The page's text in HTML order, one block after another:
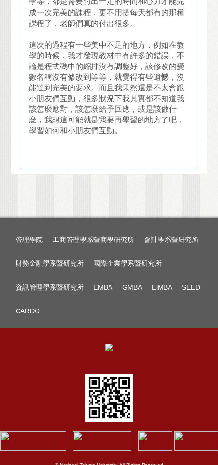
學等，都是需要付出一定的時間和心力才能完
成一次完美的課程，更不用提每天都有的那種
課程了，老師們真的付出很多。
這次的過程有一些美中不足的地方，例如在教
學的時候，我才發現教材中有許多的錯誤，不
論是程式碼中的縮排沒有調整好，該修改的變
數名稱沒有修改到等等，就覺得有些遺憾，沒
能達到完美的要求。而且我果然還是不太會跟
小朋友們互動，很多狀況下我其實都不知道我
該怎麼應對，該怎麼給予回應，或是該做什
麼，我想這可能就是我要再學習的地方了吧，
學習如何和小朋友們互動。
管理學院 工商管理學系暨商學研究所 會計學系暨研究所
財務金融學系暨研究所 國際企業學系暨研究所
資訊管理學系暨研究所 EMBA GMBA EiMBA SEED
CARDO